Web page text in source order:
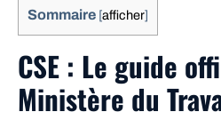
Sommaire [afficher]
CSE : Le guide
Ministère du